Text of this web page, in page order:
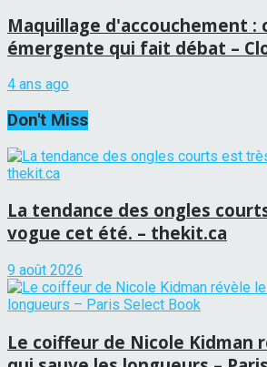
Maquillage d'accouchement
émergente qui fait débat –
4 ans ago
Don't Miss
La tendance des ongles
vogue cet été. – thekit.ca
9 août 2026
Le coiffeur de Nicole Kidman